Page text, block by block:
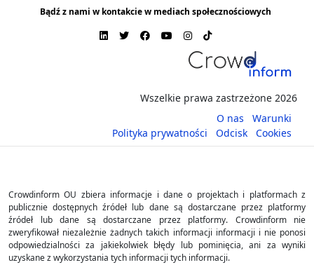
Bądź z nami w kontakcie w mediach społecznościowych
Wszelkie prawa zastrzeżone 2026
O nas
Warunki
Polityka prywatności
Odcisk Cookies
Crowdinform OU zbiera informacje i dane o projektach i platformach z
publicznie dostępnych źródeł lub dane są dostarczane przez platformy
źródeł lub dane są dostarczane przez platformy. Crowdinform nie
zweryfikował niezależnie żadnych takich informacji informacji i nie ponosi
odpowiedzialności za jakiekolwiek błędy lub pominięcia, ani za wyniki
uzyskane z wykorzystania tych informacji tych informacji.